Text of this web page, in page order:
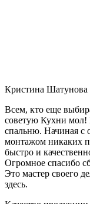
Кристина Шатунова
Всем, кто еще
советую Кухни мол!
спальню. Начиная с
монтажом никаких
быстро и
Огромное спасибо
Это мастер своего
здесь.